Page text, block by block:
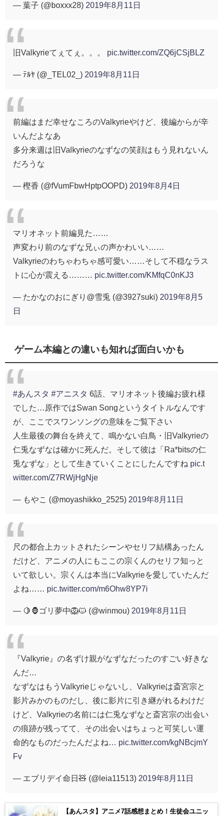
— 葉子 (@boxxx28) 2019年8月11日
旧Valkyrieてぇてぇ。。。 pic.twitter.com/ZQ6jCSjBLZ
— ﾃﾙﾔ (@_TEL02_) 2019年8月11日
前編はまだ幸せなころのValkyrieやけど、後編からが辛
いんだよなあ
多分来週は旧Valkyrieのなずなの笑顔はもう見れないん
だろうな
— 樫香 (@fVumFbwHptpOOPD) 2019年8月4日
マリオネット前編見た……
声変わり前のなずな兄ぃの声かわいい……
Valkyrieのわちゃわちゃ感可愛い……そして不穏なラス
トに心が震える……… pic.twitter.com/KMfqC0nKJ3
— たかなのおにぎり@雪兎 (@3927suki) 2019年8月5
日
ゲーム本編との違いも知れば面白いかも
#あんスタ #アニスタ 6話、マリオネット後編お疲れ様
でした…原作ではSwan Songというタイトルなんです
が、ここでスワンソングの意味をご覧下さい
人生最後の舞台を終えて、鳴かない白鳥・旧Valkyrieの
仁兎なずなは確かに死んだ。そして彼は「Ra*bitsの仁
兎なずな」として生きていくことにしたんですね pic.t
witter.com/Z7RWjHgNje
— もやこ (@moyashikko_2525) 2019年8月11日
尺の都合上カットされたシーンやセリフ結構あったん
だけど、アニメの人にもここの宗くんのセリフ知っと
いて欲しい。宗くんは本当にValkyrieを愛していたんだ
よね…… pic.twitter.com/m6Ohw8YP7i
— 🍋🦍ゴリ夢中🦁🐱 (@winmou) 2019年8月11日
『Valkyrie』の名ずけ親がなずなだったのすごい好きな
んだ…
なずなはもうValkyrieじゃないし、Valkyrieは斎宮宗と
影片みかのものだし、後に影片に引き継がれるわけだ
けど、Valkyrieの名前には仁兎なずなと斎宮宗の出会い
の痕跡が残ってて、その出会いはちょっと可笑しい運
命的なものだったんだよね… pic.twitter.com/kgNBcjmY
Fv
— エブリデイ命日🧸 (@leia11513) 2019年8月11日
【あんスタ】アニメ7話感想まとめ！生徒会ユニッ